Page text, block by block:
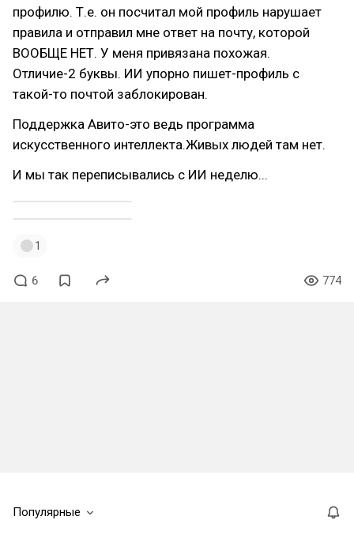
профилю. Т.е. он посчитал мой профиль нарушает
правила и отправил мне ответ на почту, которой
ВООБЩЕ НЕТ. У меня привязана похожая.
Отличие-2 буквы. ИИ упорно пишет-профиль с
такой-то почтой заблокирован.
Поддержка Авито-это ведь программа
искусственного интеллекта.Живых людей там нет.
И мы так переписывались с ИИ неделю...
1
6 774
Популярные